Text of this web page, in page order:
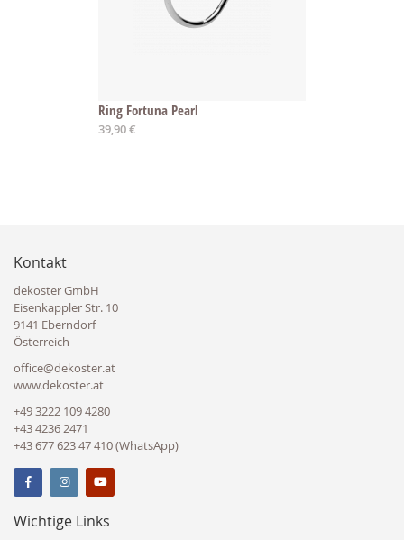
Ring Fortuna Pearl
39,90 €
Kontakt
dekoster GmbH
Eisenkappler Str. 10
9141 Eberndorf
Österreich
office@dekoster.at
www.dekoster.at
+49 3222 109 4280
+43 4236 2471
+43 677 623 47 410 (WhatsApp)
Wichtige Links